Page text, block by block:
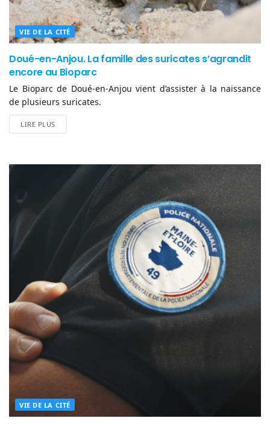
VIE DE LA CITÉ
Doué-en-Anjou. La famille des suricates s’agrandit
encore au Bioparc
Le Bioparc de Doué-en-Anjou vient d’assister à la naissance
de plusieurs suricates.
LIRE PLUS
VIE DE LA CITÉ